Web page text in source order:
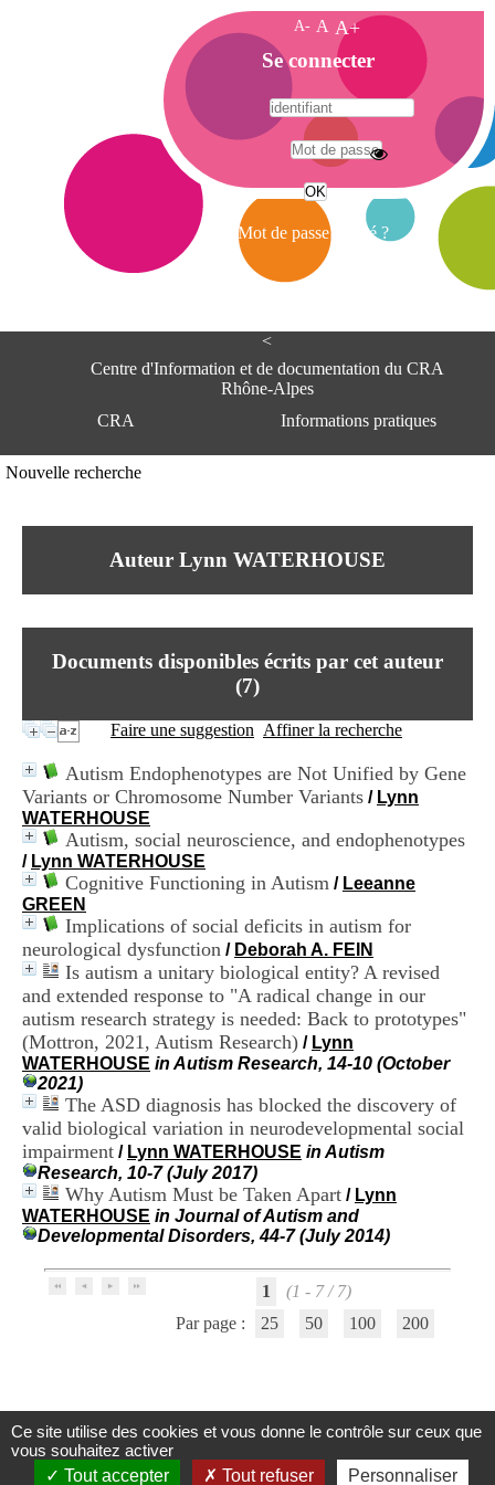
<
Centre d'Information et de documentation du CRA
Rhône-Alpes
CRA
Informations pratiques
Centre Hospitalier le Vinatier
95, Bd Pinel
Lundi au Vendredi
Contact
Mail
Nouvelle recherche
Auteur Lynn WATERHOUSE
Documents disponibles écrits par cet auteur
(7)
Faire une suggestion Affiner la recherche
Autism Endophenotypes are Not Unified by Gene
Variants or Chromosome Number Variants / Lynn
WATERHOUSE
Autism, social neuroscience, and endophenotypes
/ Lynn WATERHOUSE
Cognitive Functioning in Autism / Leeanne
GREEN
Implications of social deficits in autism for
neurological dysfunction / Deborah A. FEIN
Is autism a unitary biological entity? A revised
and extended response to "A radical change in our
autism research strategy is needed: Back to prototypes"
(Mottron, 2021, Autism Research) / Lynn
WATERHOUSE in Autism Research, 14-10 (October
2021)
The ASD diagnosis has blocked the discovery of
valid biological variation in neurodevelopmental social
impairment / Lynn WATERHOUSE in Autism
Research, 10-7 (July 2017)
Why Autism Must be Taken Apart / Lynn
WATERHOUSE in Journal of Autism and
Developmental Disorders, 44-7 (July 2014)
1
(1 - 7 / 7)
Par page :
25 50 100 200
Centre d'Information et de Documentation
du CRA Rhône-Alpes
A- A A+
A
c
c
e
i
Se connecter
Mot de passe oublié ?
A
e
e
n
o
i
e
t
e
D
c
u
m
n
a
t
i
o
n
d
C
R
A
R
h
ô
n
e
p
n
t
r
Ce site utilise des cookies et vous donne le contrôle sur ceux que
vous souhaitez activer
Tout accepter
Tout refuser Personnaliser